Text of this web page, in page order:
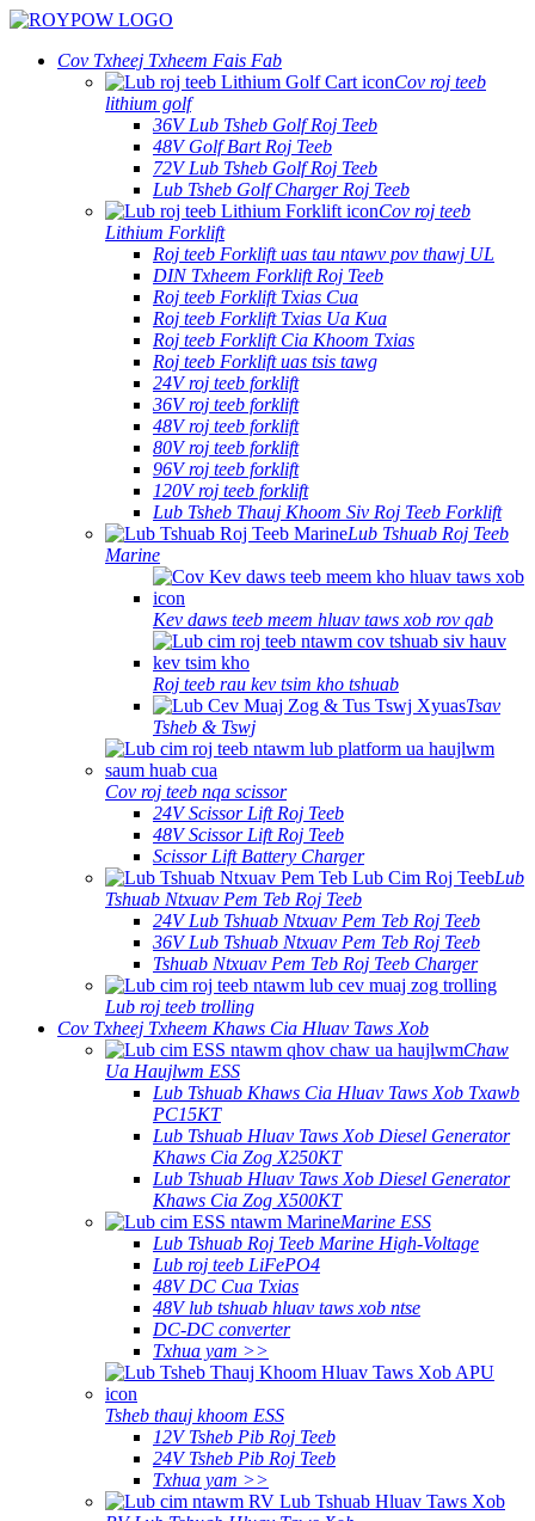
Cov Txheej Txheem Fais Fab
Cov roj teeb
lithium golf
36V Lub Tsheb Golf Roj Teeb
48V Golf Bart Roj Teeb
72V Lub Tsheb Golf Roj Teeb
Lub Tsheb Golf Charger Roj Teeb
Cov roj teeb
Lithium Forklift
Roj teeb Forklift uas tau ntawv pov thawj UL
DIN Txheem Forklift Roj Teeb
Roj teeb Forklift Txias Cua
Roj teeb Forklift Txias Ua Kua
Roj teeb Forklift Cia Khoom Txias
Roj teeb Forklift uas tsis tawg
24V roj teeb forklift
36V roj teeb forklift
48V roj teeb forklift
80V roj teeb forklift
96V roj teeb forklift
120V roj teeb forklift
Lub Tsheb Thauj Khoom Siv Roj Teeb Forklift
Lub Tshuab Roj Teeb
Marine
Kev daws teeb meem hluav taws xob rov qab
Roj teeb rau kev tsim kho tshuab
Tsav
Tsheb & Tswj
Cov roj teeb nqa scissor
24V Scissor Lift Roj Teeb
48V Scissor Lift Roj Teeb
Scissor Lift Battery Charger
Lub
Tshuab Ntxuav Pem Teb Roj Teeb
24V Lub Tshuab Ntxuav Pem Teb Roj Teeb
36V Lub Tshuab Ntxuav Pem Teb Roj Teeb
Tshuab Ntxuav Pem Teb Roj Teeb Charger
Lub roj teeb trolling
Cov Txheej Txheem Khaws Cia Hluav Taws Xob
Chaw
Ua Haujlwm ESS
Lub Tshuab Khaws Cia Hluav Taws Xob Txawb
PC15KT
Lub Tshuab Hluav Taws Xob Diesel Generator
Khaws Cia Zog X250KT
Lub Tshuab Hluav Taws Xob Diesel Generator
Khaws Cia Zog X500KT
Marine ESS
Lub Tshuab Roj Teeb Marine High-Voltage
Lub roj teeb LiFePO4
48V DC Cua ​​Txias
48V lub tshuab hluav taws xob ntse
DC-DC converter
Txhua yam >>
Tsheb thauj khoom ESS
12V Tsheb Pib Roj Teeb
24V Tsheb Pib Roj Teeb
Txhua yam >>